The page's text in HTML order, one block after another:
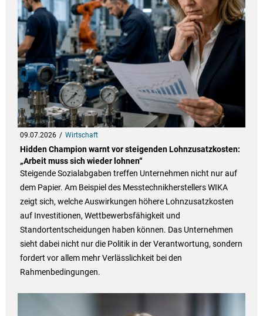
09.07.2026 Wirtschaft
Hidden Champion warnt vor steigenden Lohnzusatzkosten:
„Arbeit muss sich wieder lohnen“
Steigende Sozialabgaben treffen Unternehmen nicht nur auf
dem Papier. Am Beispiel des Messtechnikherstellers WIKA
zeigt sich, welche Auswirkungen höhere Lohnzusatzkosten
auf Investitionen, Wettbewerbsfähigkeit und
Standortentscheidungen haben können. Das Unternehmen
sieht dabei nicht nur die Politik in der Verantwortung, sondern
fordert vor allem mehr Verlässlichkeit bei den
Rahmenbedingungen.